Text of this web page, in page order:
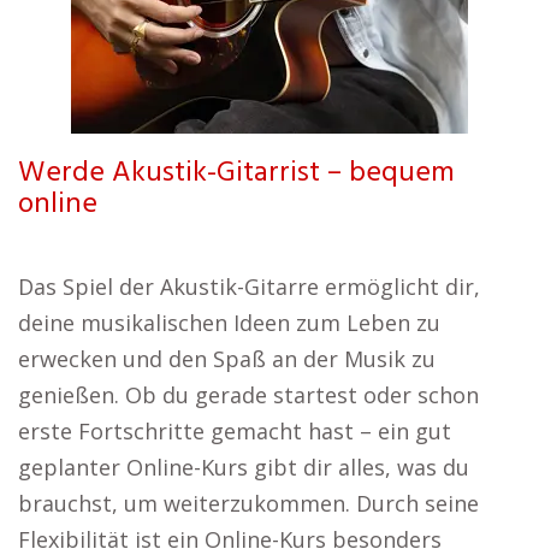
Werde Akustik-Gitarrist – bequem
online
Das Spiel der Akustik-Gitarre ermöglicht dir,
deine musikalischen Ideen zum Leben zu
erwecken und den Spaß an der Musik zu
genießen. Ob du gerade startest oder schon
erste Fortschritte gemacht hast – ein gut
geplanter Online-Kurs gibt dir alles, was du
brauchst, um weiterzukommen. Durch seine
Flexibilität ist ein Online-Kurs besonders